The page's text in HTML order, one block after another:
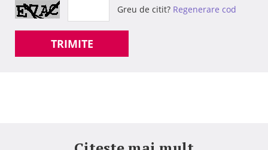
Greu de citit? Regenerare cod
TRIMITE